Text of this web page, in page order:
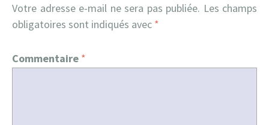
Votre adresse e-mail ne sera pas publiée. Les champs
obligatoires sont indiqués avec *
Commentaire *